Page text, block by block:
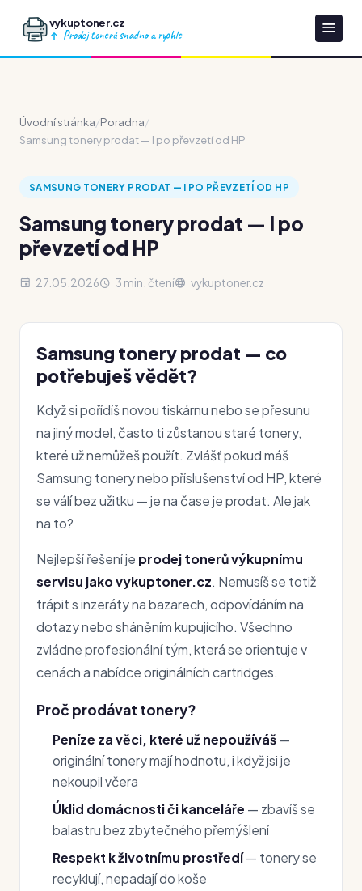
vykuptoner.cz
Prodej tonerů snadno a rychle
Úvodní stránka/Poradna/
Samsung tonery prodat — I po převzetí od HP
SAMSUNG TONERY PRODAT — I PO PŘEVZETÍ OD HP
Samsung tonery prodat — I po
převzetí od HP
27.05.2026 3 min. čtení vykuptoner.cz
Samsung tonery prodat — co
potřebuješ vědět?
Když si pořídíš novou tiskárnu nebo se přesunu
na jiný model, často ti zůstanou staré tonery,
které už nemůžeš použít. Zvlášť pokud máš
Samsung tonery nebo příslušenství od HP, které
se válí bez užitku — je na čase je prodat. Ale jak
na to?
Nejlepší řešení je prodej tonerů výkupnímu
servisu jako vykuptoner.cz. Nemusíš se totiž
trápit s inzeráty na bazarech, odpovídáním na
dotazy nebo sháněním kupujícího. Všechno
zvládne profesionální tým, která se orientuje v
cenách a nabídce originálních cartridges.
Proč prodávat tonery?
Peníze za věci, které už nepoužíváš —
originální tonery mají hodnotu, i když jsi je
nekoupil včera
Úklid domácnosti či kanceláře — zbavíš se
balastru bez zbytečného přemýšlení
Respekt k životnímu prostředí— tonery se
recyklují, nepadají do koše